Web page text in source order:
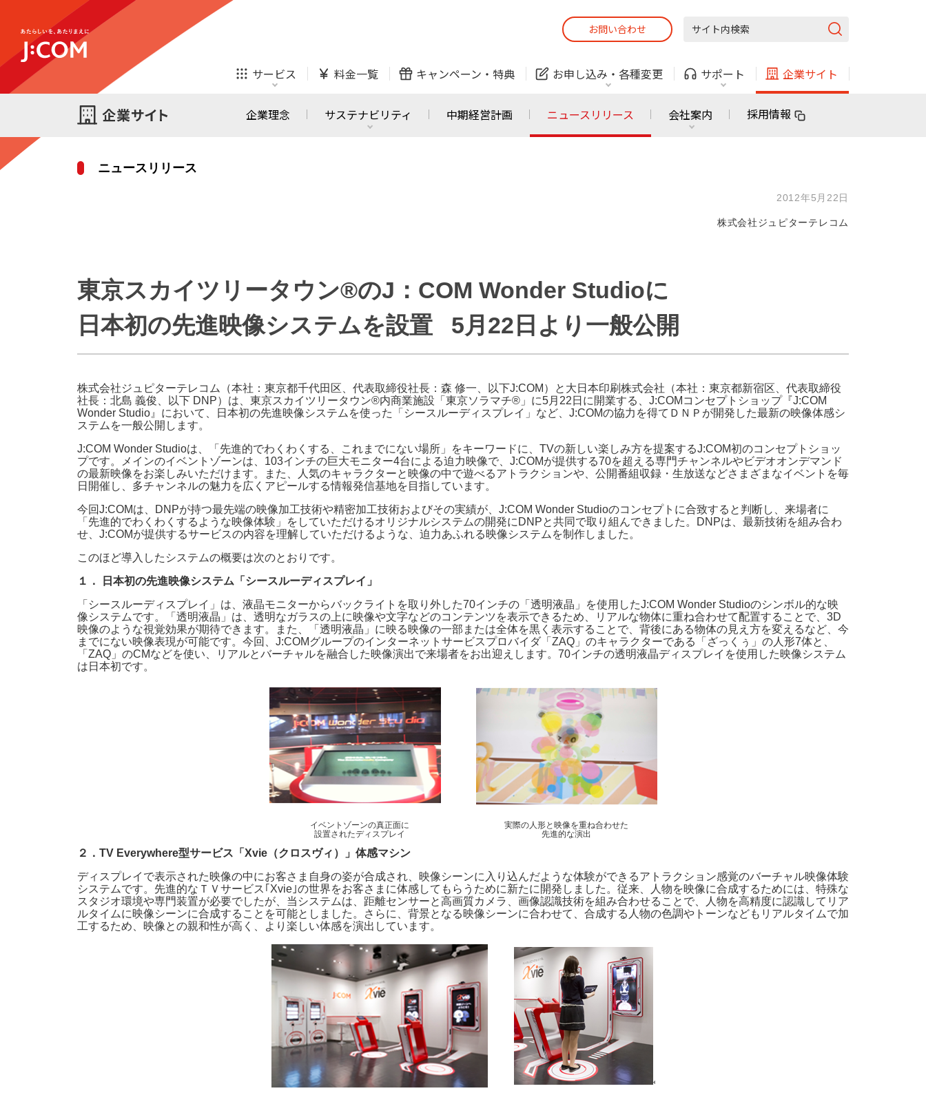
お問い合わせ
サービス 料金一覧 キャンペーン・ 特典 お申し込み・ 各種変更 サポート 企業サイト
ガス
利用できる物件も！
ガス
J:COM STREAM えんかくサポート
おうちサポート
防災情報サービス
自転車生活サポート
J:COMブックス
障害・メンテナンス情報
各種お手続き
パーソナルID 料金・支払い
訪問・窓口
契約関連
休止・解約
加入特典
テレビ でんき 固定電話
ほけん ローン 防犯カメラ
法人・自治体向けサービス
企業理念 サステナビリティ 中期経営計画 ニュースリリース 会社案内 採用情報
ニュースリリース
2012年5月22日
株式会社ジュピターテレコム
東京スカイツリータウン®のJ：COM Wonder Studioに
日本初の先進映像システムを設置 5月22日より一般公開
株式会社ジュピターテレコム（本社：東京都千代田区、代表取締役社長：森 修一、以下J:COM）と大日本印刷株式会社（本社：東京都新宿区、代表取締役
社長：北島 義俊、以下 DNP）は、東京スカイツリータウン®内商業施設「東京ソラマチ®」に5月22日に開業する、J:COMコンセプトショップ『J:COM
Wonder Studio』において、日本初の先進映像システムを使った「シースルーディスプレイ」など、J:COMの協力を得てＤＮＰが開発した最新の映像体感シ
ステムを一般公開します。
J:COM Wonder Studioは、「先進的でわくわくする、これまでにない場所」をキーワードに、TVの新しい楽しみ方を提案するJ:COM初のコンセプトショッ
プです。メインのイベントゾーンは、103インチの巨大モニター4台による迫力映像で、J:COMが提供する70を超える専門チャンネルやビデオオンデマンド
の最新映像をお楽しみいただけます。また、人気のキャラクターと映像の中で遊べるアトラクションや、公開番組収録・生放送などさまざまなイベントを毎
日開催し、多チャンネルの魅力を広くアピールする情報発信基地を目指しています。
今回J:COMは、DNPが持つ最先端の映像加工技術や精密加工技術およびその実績が、J:COM Wonder Studioのコンセプトに合致すると判断し、来場者に
「先進的でわくわくするような映像体験」をしていただけるオリジナルシステムの開発にDNPと共同で取り組んできました。DNPは、最新技術を組み合わ
せ、J:COMが提供するサービスの内容を理解していただけるような、迫力あふれる映像システムを制作しました。
このほど導入したシステムの概要は次のとおりです。
１． 日本初の先進映像システム「シースルーディスプレイ」
「シースルーディスプレイ」は、液晶モニターからバックライトを取り外した70インチの「透明液晶」を使用したJ:COM Wonder Studioのシンボル的な映
像システムです。「透明液晶」は、透明なガラスの上に映像や文字などのコンテンツを表示できるため、リアルな物体に重ね合わせて配置することで、3D
映像のような視覚効果が期待できます。また、「透明液晶」に映る映像の一部または全体を黒く表示することで、背後にある物体の見え方を変えるなど、今
までにない映像表現が可能です。今回、J:COMグループのインターネットサービスプロバイダ「ZAQ」のキャラクターである「ざっくぅ」の人形7体と、
「ZAQ」のCMなどを使い、リアルとバーチャルを融合した映像演出で来場者をお出迎えします。70インチの透明液晶ディスプレイを使用した映像システム
は日本初です。
イベントゾーンの真正面に
設置されたディスプレイ
実際の人形と映像を重ね合わせた
先進的な演出
２．TV Everywhere型サービス「Xvie（クロスヴィ）」体感マシン
ディスプレイで表示された映像の中にお客さま自身の姿が合成され、映像シーンに入り込んだような体験ができるアトラクション感覚のバーチャル映像体験
システムです。先進的なＴＶサービス｢Xvie｣の世界をお客さまに体感してもらうために新たに開発しました。従来、人物を映像に合成するためには、特殊な
スタジオ環境や専門装置が必要でしたが、当システムは、距離センサーと高画質カメラ、画像認識技術を組み合わせることで、人物を高精度に認識してリア
ルタイムに映像シーンに合成することを可能としました。さらに、背景となる映像シーンに合わせて、合成する人物の色調やトーンなどもリアルタイムで加
工するため、映像との親和性が高く、より楽しい体感を演出しています。